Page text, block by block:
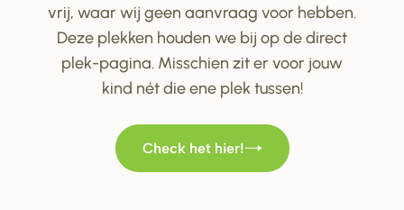
vrij, waar wij geen aanvraag voor hebben.
Deze plekken houden we bij op de direct
plek-pagina. Misschien zit er voor jouw
kind nét die ene plek tussen!
Check het hier!